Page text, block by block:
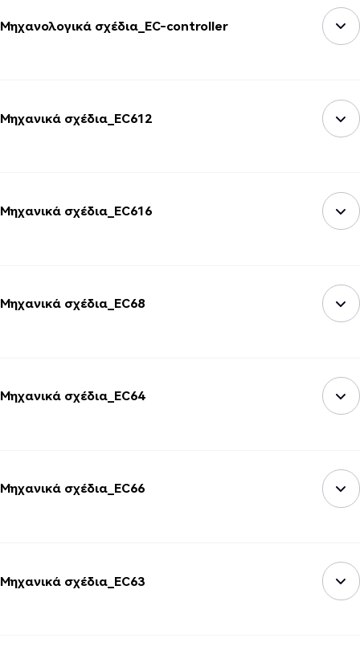
Μηχανολογικά σχέδια_EC-controller
Μηχανικά σχέδια_EC612
Μηχανικά σχέδια_EC616
Μηχανικά σχέδια_EC68
Μηχανικά σχέδια_EC64
Μηχανικά σχέδια_EC66
Μηχανικά σχέδια_EC63